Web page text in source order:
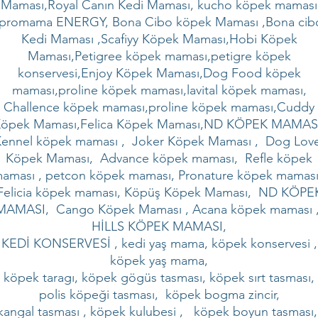
Maması,Royal Canın Kedi Maması, kucho köpek maması
ENERGY, Bona Cibo köpek Maması ,Bona
Kedi Maması ,Scafiyy Köpek Maması,Hobi Köpek
Maması,Petigree köpek maması,petigre köpek
konservesi,Enjoy Köpek Maması,Dog Food köpek
maması,proline köpek maması,lavital köpek maması,
Challence köpek maması,proline köpek maması,Cuddy
Maması,Felica Köpek Maması,ND KÖPEK
köpek maması , Joker Köpek Maması , Dog
Köpek Maması, Advance köpek maması, Refle köpek
, petcon köpek maması, Pronature köpek
köpek maması, Köpüş Köpek Maması, ND
Cango Köpek Maması , Acana köpek maması ,
HİLLS KÖPEK MAMASI,
KEDİ KONSERVESİ , kedi yaş mama, köpek konservesi ,
köpek yaş mama,
köpek taragı, köpek gögüs tasması, köpek sırt tasması,
polis köpeği tasması, köpek bogma zincir,
tasması , köpek kulubesi , köpek boyun tasması,